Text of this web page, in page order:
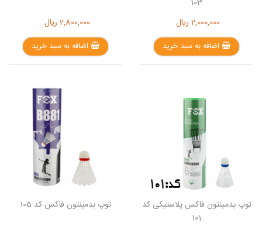
103
2,000,000 ریال
اضافه به سبد خرید
2,800,000 ریال
اضافه به سبد خرید
توپ بدمینتون فاکس پلاستیکی کد
101
توپ بدمینتون فاکس کد 105